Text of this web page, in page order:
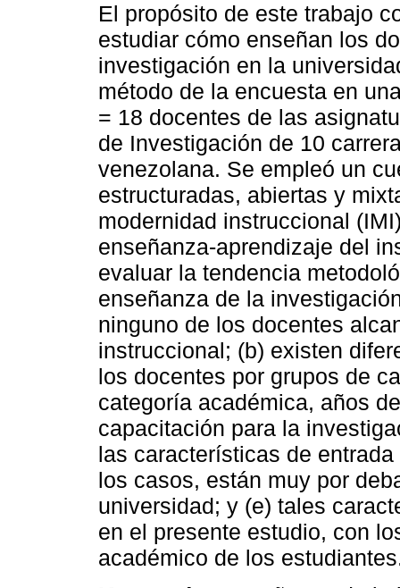
El propósito de este trabajo
estudiar cómo enseñan los
investigación en la
método de la encuesta en
= 18 docentes de las
de Investigación de 10
venezolana. Se empleó un
estructuradas, abiertas y
modernidad instruccional
enseñanza-aprendizaje del
evaluar la tendencia
enseñanza de la
ninguno de los docentes
instruccional; (b) existen
los docentes por grupos de
categoría académica, años
capacitación para la
las características de
los casos, están muy por
universidad; y (e) tales
en el presente estudio, con
académico de los